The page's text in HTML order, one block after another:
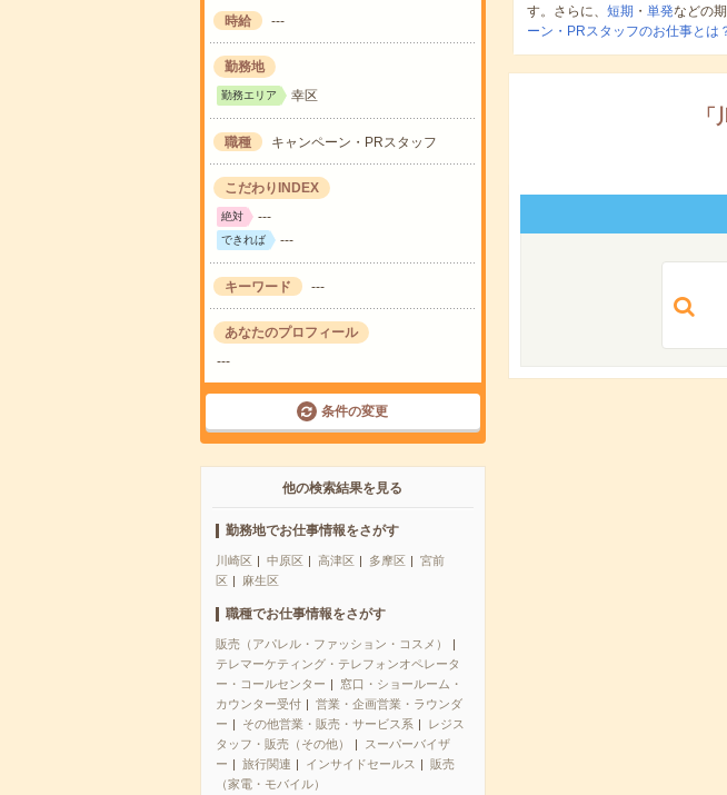
時給 ---
勤務地
勤務エリア 幸区
職種 キャンペーン・PRスタッフ
こだわりINDEX
絶対 ---
できれば ---
キーワード ---
あなたのプロフィール
---
条件の変更
他の検索結果を見る
勤務地でお仕事情報をさがす
川崎区 中原区 高津区 多摩区
宮前
区
麻生区
職種でお仕事情報をさがす
販売（アパレル・ファッション・コスメ）
テレマーケティング・テレフォンオペレータ
ー・コールセンター
窓口・ショールーム・
カウンター受付
営業・企画営業・ラウンダ
ー
その他営業・販売・サービス系
レジス
タッフ・販売（その他）
スーパーバイザ
ー
旅行関連 インサイドセールス
販売
（家電・モバイル）
す。さらに、 短期 ・ 単発などの期
ーン・PRスタッフのお仕事とは
「